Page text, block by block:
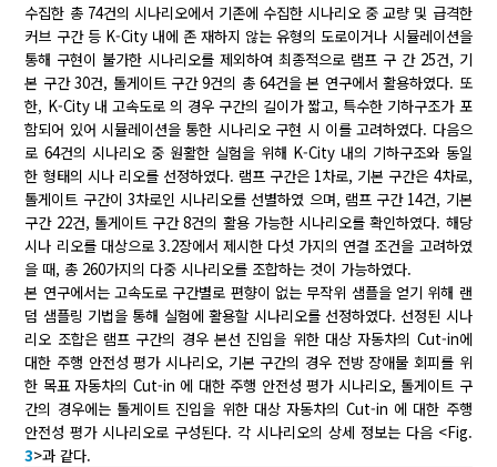
수집한 총 74건의 시나리오에서 기존에 수집한 시나리오 중 교량 및 급격한
커브 구간 등 K-City 내에 존 재하지 않는 유형의 도로이거나 시뮬레이션을
통해 구현이 불가한 시나리오를 제외하여 최종적으로 램프 구 간 25건, 기
본 구간 30건, 톨게이트 구간 9건의 총 64건을 본 연구에서 활용하였다. 또
한, K-City 내 고속도로 의 경우 구간의 길이가 짧고, 특수한 기하구조가 포
함되어 있어 시뮬레이션을 통한 시나리오 구현 시 이를 고려하였다. 다음으
로 64건의 시나리오 중 원활한 실험을 위해 K-City 내의 기하구조와 동일
한 형태의 시나 리오를 선정하였다. 램프 구간은 1차로, 기본 구간은 4차로,
톨게이트 구간이 3차로인 시나리오를 선별하였 으며, 램프 구간 14건, 기본
구간 22건, 톨게이트 구간 8건의 활용 가능한 시나리오를 확인하였다. 해당
시나 리오를 대상으로 3.2장에서 제시한 다섯 가지의 연결 조건을 고려하였
을 때, 총 260가지의 다중 시나리오를 조합하는 것이 가능하였다.
본 연구에서는 고속도로 구간별로 편향이 없는 무작위 샘플을 얻기 위해 랜
덤 샘플링 기법을 통해 실험에 활용할 시나리오를 선정하였다. 선정된 시나
리오 조합은 램프 구간의 경우 본선 진입을 위한 대상 자동차의 Cut-in에
대한 주행 안전성 평가 시나리오, 기본 구간의 경우 전방 장애물 회피를 위
한 목표 자동차의 Cut-in 에 대한 주행 안전성 평가 시나리오, 톨게이트 구
간의 경우에는 톨게이트 진입을 위한 대상 자동차의 Cut-in 에 대한 주행
안전성 평가 시나리오로 구성된다. 각 시나리오의 상세 정보는 다음 <Fig.
3>과 같다.